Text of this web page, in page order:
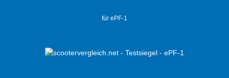
für ePF-1